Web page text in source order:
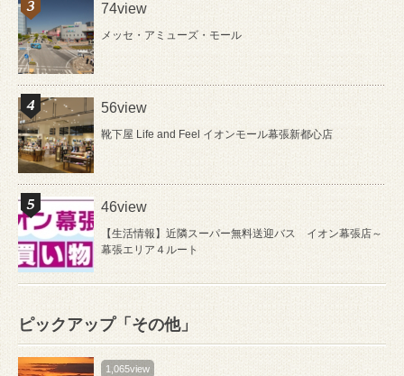
74view
メッセ・アミューズ・モール
56view
靴下屋 Life and Feel イオンモール幕張新都心店
46view
【生活情報】近隣スーパー無料送迎バス イオン幕張店～
幕張エリア４ルート
ピックアップ「その他」
1,065view